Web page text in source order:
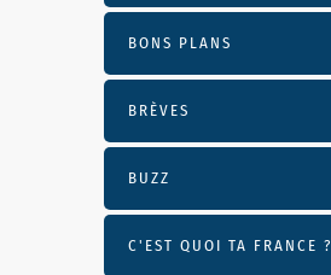
BONS PLANS
BRÈVES
BUZZ
C'EST QUOI TA FRANCE ?